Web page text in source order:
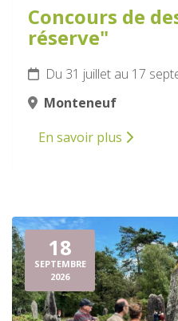
Concours de
réserve"
Du 31 juillet au 17
Monteneuf
En savoir plus
18
SEPTEMBRE
2026